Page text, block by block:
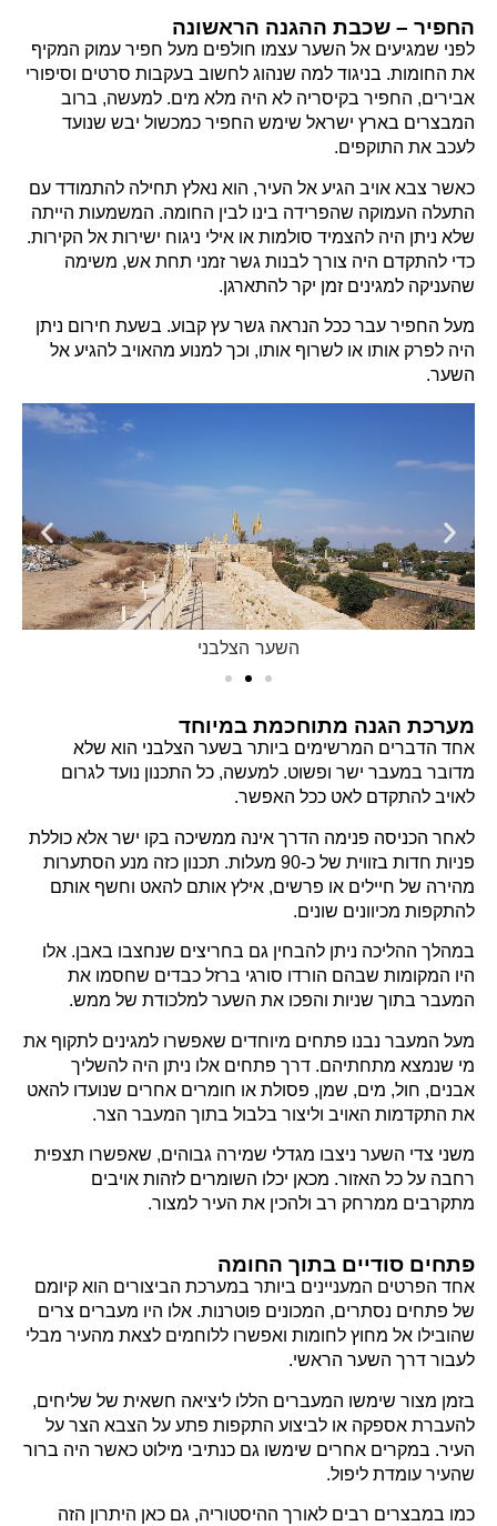
החפיר – שכבת ההגנה הראשונה
לפני שמגיעים אל השער עצמו חולפים מעל חפיר עמוק המקיף
את החומות. בניגוד למה שנהוג לחשוב בעקבות סרטים וסיפורי
אבירים, החפיר בקיסריה לא היה מלא מים. למעשה, ברוב
המבצרים בארץ ישראל שימש החפיר כמכשול יבש שנועד
לעכב את התוקפים.
כאשר צבא אויב הגיע אל העיר, הוא נאלץ תחילה להתמודד עם
התעלה העמוקה שהפרידה בינו לבין החומה. המשמעות הייתה
שלא ניתן היה להצמיד סולמות או אילי ניגוח ישירות אל הקירות.
כדי להתקדם היה צורך לבנות גשר זמני תחת אש, משימה
שהעניקה למגינים זמן יקר להתארגן.
מעל החפיר עבר ככל הנראה גשר עץ קבוע. בשעת חירום ניתן
היה לפרק אותו או לשרוף אותו, וכך למנוע מהאויב להגיע אל
השער.
השער הצלבני
מערכת הגנה מתוחכמת במיוחד
אחד הדברים המרשימים ביותר בשער הצלבני הוא שלא
מדובר במעבר ישר ופשוט. למעשה, כל התכנון נועד לגרום
לאויב להתקדם לאט ככל האפשר.
לאחר הכניסה פנימה הדרך אינה ממשיכה בקו ישר אלא כוללת
פניות חדות בזווית של כ-90 מעלות. תכנון כזה מנע הסתערות
מהירה של חיילים או פרשים, אילץ אותם להאט וחשף אותם
להתקפות מכיוונים שונים.
במהלך ההליכה ניתן להבחין גם בחריצים שנחצבו באבן. אלו
היו המקומות שבהם הורדו סורגי ברזל כבדים שחסמו את
המעבר בתוך שניות והפכו את השער למלכודת של ממש.
מעל המעבר נבנו פתחים מיוחדים שאפשרו למגינים לתקוף את
מי שנמצא מתחתיהם. דרך פתחים אלו ניתן היה להשליך
אבנים, חול, מים, שמן, פסולת או חומרים אחרים שנועדו להאט
את התקדמות האויב וליצור בלבול בתוך המעבר הצר.
משני צדי השער ניצבו מגדלי שמירה גבוהים, שאפשרו תצפית
רחבה על כל האזור. מכאן יכלו השומרים לזהות אויבים
מתקרבים ממרחק רב ולהכין את העיר למצור.
פתחים סודיים בתוך החומה
אחד הפרטים המעניינים ביותר במערכת הביצורים הוא קיומם
של פתחים נסתרים, המכונים פוטרנות. אלו היו מעברים צרים
שהובילו אל מחוץ לחומות ואפשרו ללוחמים לצאת מהעיר מבלי
לעבור דרך השער הראשי.
בזמן מצור שימשו המעברים הללו ליציאה חשאית של שליחים,
להעברת אספקה או לביצוע התקפות פתע על הצבא הצר על
העיר. במקרים אחרים שימשו גם כנתיבי מילוט כאשר היה ברור
שהעיר עומדת ליפול.
כמו במבצרים רבים לאורך ההיסטוריה, גם כאן היתרון הזה